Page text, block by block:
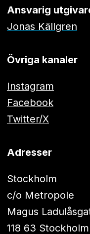
Ansvarig
Jonas Källgren
Övriga kanaler
Instagram
Facebook
Twitter/X
Adresser
Stockholm
c/o Metropole
Magus
118 63 Stockholm